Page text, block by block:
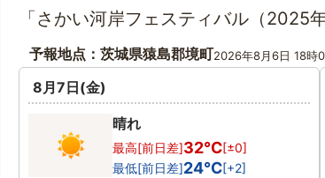
「さかい河岸フェスティバル（2025
予報地点：茨城県猿島郡境町2026年8月6日 18時
8月7日(金)
晴れ
最高[前日差]32℃[±0]
最低[前日差]24℃[+2]